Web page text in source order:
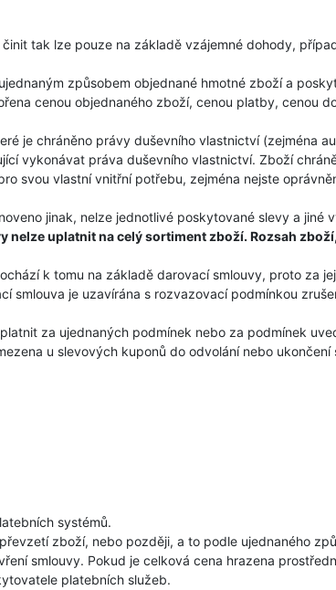
tak lze pouze na základě vzájemné dohody,
způsobem objednané hmotné zboží a
cenou objednaného zboží, cenou platby, cenou
je chráněno právy duševního vlastnictví (zejména
vykonávat práva duševního vlastnictví. Zboží
svou vlastní vnitřní potřebu, zejména nejste
jinak, nelze jednotlivé poskytované slevy a jiné
uplatnit na celý sortiment zboží. Rozsah
k tomu na základě darovací smlouvy, proto za
smlouva je uzavírána s rozvazovací podmínkou
za ujednaných podmínek nebo za podmínek
u slevových kuponů do odvolání nebo ukončení
systémů.
zboží, nebo později, a to podle ujednaného
smlouvy. Pokud je celková cena hrazena
platebních služeb.